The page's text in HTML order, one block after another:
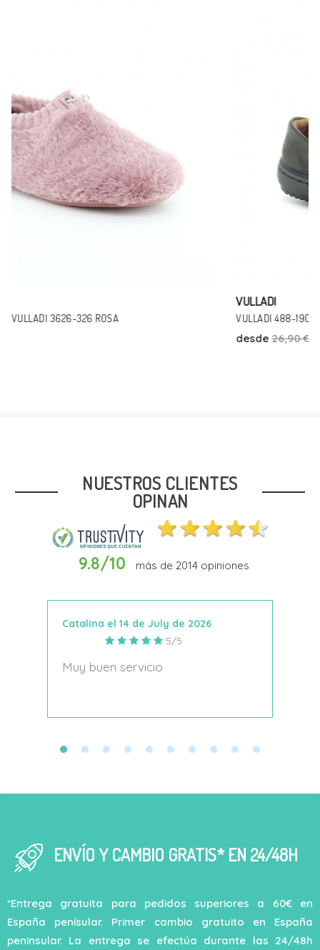
Añadir Al Carrito
VULLADI 488-190 NEGRO PIEL
NUESTROS CLIENTES
OPINAN
9.8/10 más de 2014opiniones
Catalina el 14 de July de 2026
5/5
Muy buen servicio
ENVÍO Y CAMBIO GRATIS* EN 24/48H
*Entrega gratuita para pedidos superiores a 60€ en
España penísular. Primer cambio gratuito en España
peninsular. La entrega se efectúa durante las 24/48h